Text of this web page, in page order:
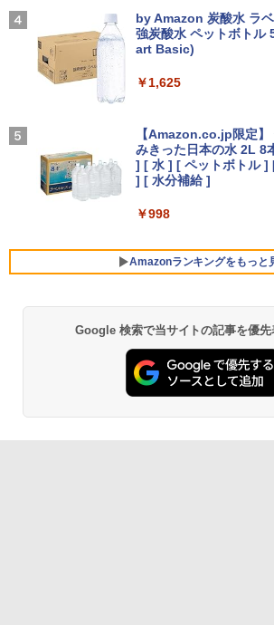
ン Windows11
￥26,800
D テンキー 8世代
SD512GB メモリ
Type-C 指紋認証
11 送料無料 中古ノー
￥39,600
5
【ランキング1位！】
ー:8GB SSD:1TB最
フルHD液晶 テンキ
ードwindows11搭載
期設定済 IPS広視野角
C パソコン テレワーク
￥45,980
C対応 miniHDMI モ
ディスプレイ ミニ
V
￥10,999
4
【期間限定5%OFFク
で】 ゲーミングモニ
インチ 24インチ
ッカーレス 24.5型
カット ノングレア
ブラック MAXZEN
￥11,980
【16%OFF！8/11
ーミングモニター
HD 非光沢 200Hz
5ms sRGB 99%
m HDR10 HDMI 2.0
特装版 （プレミアム
￥2,420
ド版 俺たちのフィー
一 中古コミック 漫画
【中古】
【2026年アップグレー
軽量 ブルートゥースHi-
付き 防水 タッチ式音
学/WEB会議(ホワイト)
￥1,964
リング ANC 36時間再生
￥250
￥250
by Amazon 炭酸水 ラ
強炭酸水 ペットボトル
art Basic)
￥1,625
【Amazon.co.jp限定
みきった日本の水 2L 8
] [ 水 ] [ ペットボトル ]
] [ 水分補給 ]
￥998
Amazonランキングをもっと
薬屋のひとりごと 17巻
ンガンコミックス)
￥770
Google 検索で当サイトの記事を優先